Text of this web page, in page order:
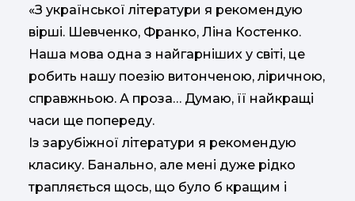
«З української літератури я рекомендую
вірші. Шевченко, Франко, Ліна Костенко.
Наша мова одна з найгарніших у світі, це
робить нашу поезію витонченою, ліричною,
справжньою. А проза… Думаю, її найкращі
часи ще попереду.
Із зарубіжної літератури я рекомендую
класику. Банально, але мені дуже рідко
трапляється щось, що було б кращим і